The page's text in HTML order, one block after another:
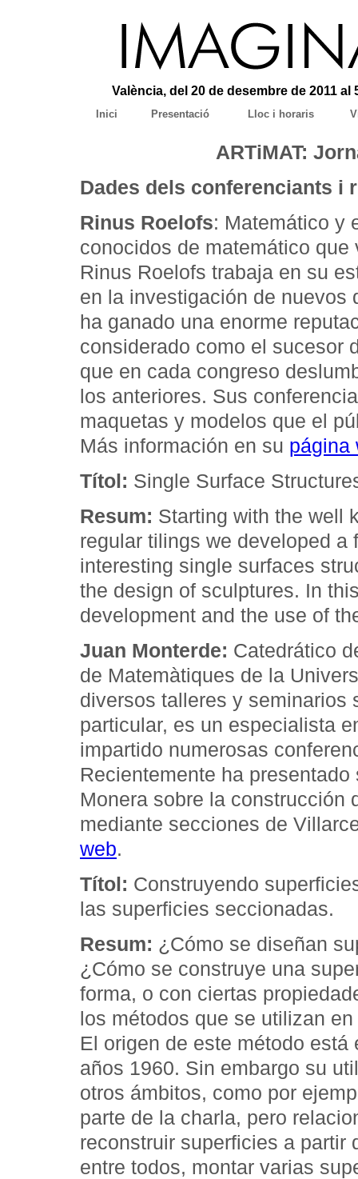
València, del 20 de desembre de 2011 al
Inici Presentació Lloc i horaris
ARTiMAT:
Dades dels conferenciants i
Rinus Roelofs: Matemático y
conocidos de matemático
Rinus Roelofs trabaja en su
en la investigación de nuevos
ha ganado una enorme
considerado como el sucesor
que en cada congreso
los anteriores. Sus
maquetas y modelos que el
Más información en su página
Títol: Single Surface
Resum: Starting with the well
regular tilings we developed a
interesting single surfaces
the design of sculptures. In
development and the use of
Juan Monterde: Catedrático
de Matemàtiques de la
diversos talleres y seminarios
particular, es un especialista
impartido numerosas
Recientemente ha
Monera sobre la construcción
mediante secciones de
web.
Títol: Construyendo
las superficies seccionadas.
Resum: ¿Cómo se diseñan
¿Cómo se construye una
forma, o con ciertas
los métodos que se utilizan
El origen de este método
años 1960. Sin embargo su
otros ámbitos, como por
parte de la charla, pero
reconstruir superficies a partir
entre todos, montar varias